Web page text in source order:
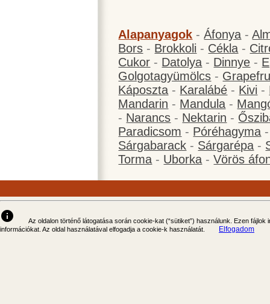
Alapanyagok -Áfonya -
Bors - Brokkoli - Cékla -
Cukor - Datolya - Dinnye -
Golgotagyümölcs -
Káposzta - Karalábé - Kivi -
Mandarin - Mandula -
- Narancs - Nektarin -
Paradicsom - Póréhagyma
Sárgabarack - Sárgarépa -
Torma - Uborka -Vörös
info
Az oldalon történő látogatása során cookie-kat (“sütiket”) használunk. Ezen
információkat. Az oldal használatával elfogadja a cookie-k használatát.
Elfogadom